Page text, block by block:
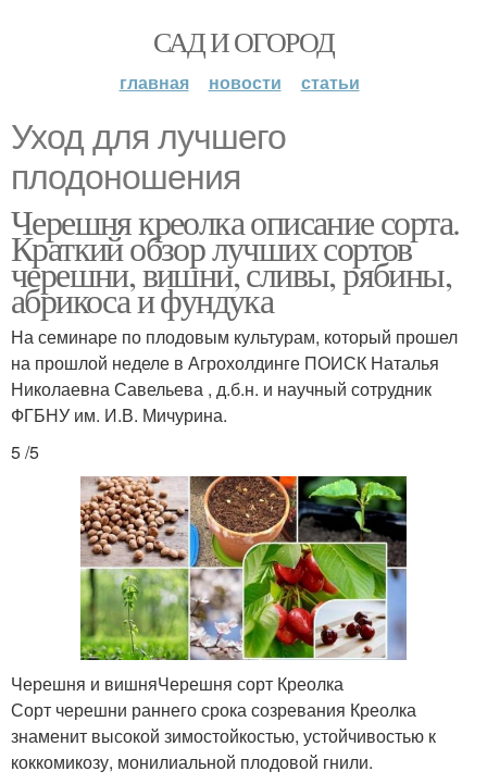
САД И ОГОРОД
главная новости статьи
Уход для лучшего
плодоношения
Черешня креолка описание сорта.
Краткий обзор лучших сортов
черешни, вишни, сливы, рябины,
абрикоса и фундука
На семинаре по плодовым культурам, который прошел
на прошлой неделе в Агрохолдинге ПОИСК Наталья
Николаевна Савельева , д.б.н. и научный сотрудник
ФГБНУ им. И.В. Мичурина.
5 /5
Черешня и вишняЧерешня сорт Креолка
Сорт черешни раннего срока созревания Креолка
знаменит высокой зимостойкостью, устойчивостью к
коккомикозу, монилиальной плодовой гнили.